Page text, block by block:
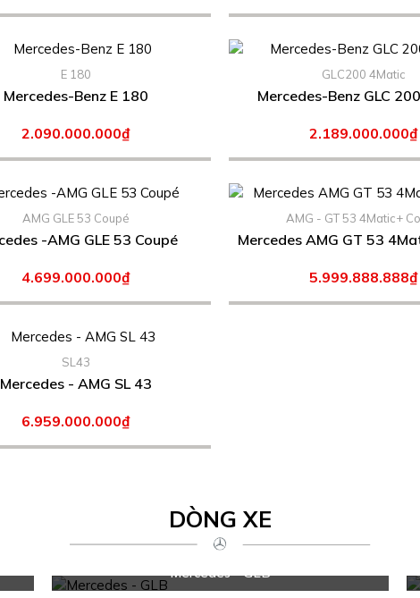
E 180
Mercedes-Benz E 180
2.090.000.000₫
GLC200 4Matic
Mercedes-Benz GLC
2.189.000.000₫
AMG GLE 53 Coupé
Mercedes -AMG GLE 53 Coupé
4.699.000.000₫
AMG - GT 53 4Matic+
Mercedes AMG GT 53
5.999.888.888₫
SL43
Mercedes - AMG SL 43
6.959.000.000₫
DÒNG XE
Mercedes - GLB